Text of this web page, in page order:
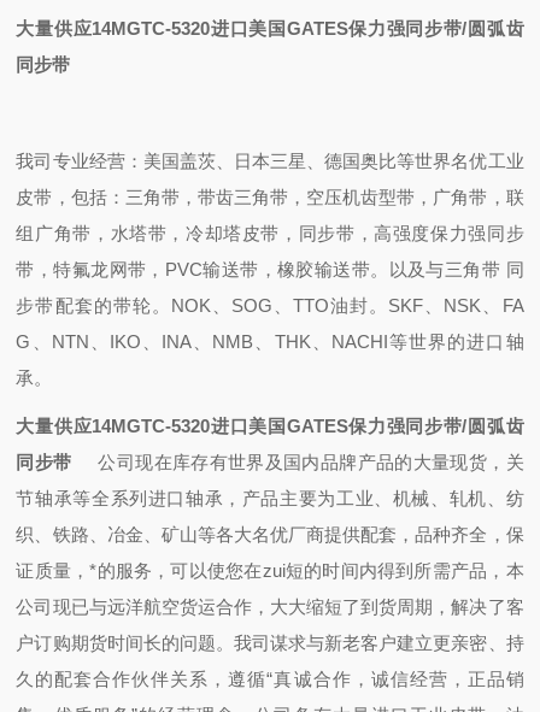
大量供应14MGTC-5320进口美国GATES保力强同步带/圆弧齿
同步带
我司专业经营：美国盖茨、日本三星、德国奥比等世界名优工业
皮带，包括：三角带，带齿三角带，空压机齿型带，广角带，联
组广角带，水塔带，冷却塔皮带，同步带，高强度保力强同步
带，特氟龙网带，PVC输送带，橡胶输送带。以及与三角带 同
步带配套的带轮。NOK、SOG、TTO油封。SKF、NSK、FA
G、NTN、IKO、INA、NMB、THK、NACHI等世界的进口轴
承。
大量供应14MGTC-5320进口美国GATES保力强同步带/圆弧齿
同步带 公司现在库存有世界及国内品牌产品的大量现货，关
节轴承等全系列进口轴承，产品主要为工业、机械、轧机、纺
织、铁路、冶金、矿山等各大名优厂商提供配套，品种齐全，保
证质量，*的服务，可以使您在zui短的时间内得到所需产品，本
公司现已与远洋航空货运合作，大大缩短了到货周期，解决了客
户订购期货时间长的问题。我司谋求与新老客户建立更亲密、持
久的配套合作伙伴关系，遵循“真诚合作，诚信经营，正品销